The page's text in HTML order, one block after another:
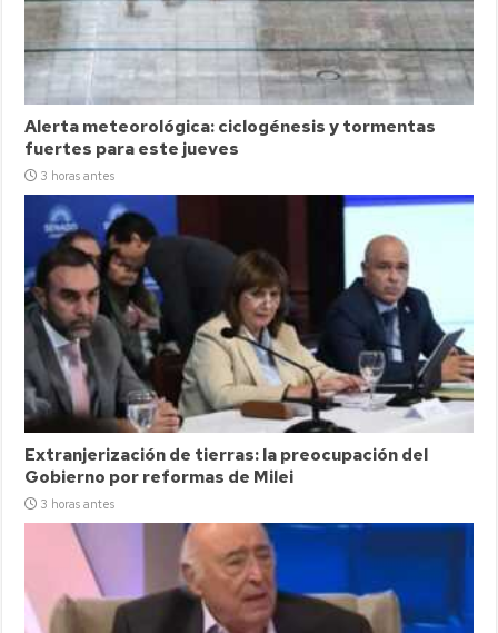
Alerta meteorológica: ciclogénesis y tormentas
fuertes para este jueves
3 horas antes
Extranjerización de tierras: la preocupación del
Gobierno por reformas de Milei
3 horas antes